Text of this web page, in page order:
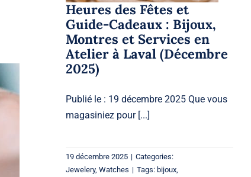
Heures des Fêtes et
Guide-Cadeaux : Bijoux,
Montres et Services en
Atelier à Laval (Décembre
2025)
Publié le : 19 décembre 2025 Que vous
magasiniez pour [...]
19 décembre 2025 | Categories:
Jewelery,Watches | Tags:bijoux